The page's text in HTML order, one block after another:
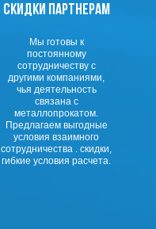
СКИДКИ ПАРТНЕРАМ
Мы готовы к
постоянному
сотрудничеству с
другими компаниями,
чья деятельность
связана с
металлопрокатом.
Предлагаем выгодные
условия взаимного
сотрудничества . скидки,
гибкие условия расчета.